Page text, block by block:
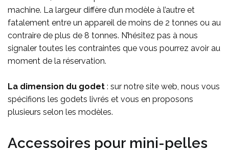
machine. La largeur diffère d’un modèle à l’autre et
fatalement entre un appareil de moins de 2 tonnes ou au
contraire de plus de 8 tonnes. N’hésitez pas à nous
signaler toutes les contraintes que vous pourrez avoir au
moment de la réservation.
La dimension du godet : sur notre site web, nous vous
spécifions les godets livrés et vous en proposons
plusieurs selon les modèles.
Accessoires pour mini-pelles